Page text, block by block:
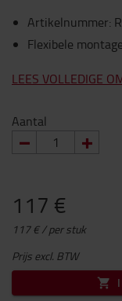
Artikelnummer:
Flexibele
LEES VOLLEDIGE
Aantal
117 €
117 € / per stuk
Prijs excl. BTW